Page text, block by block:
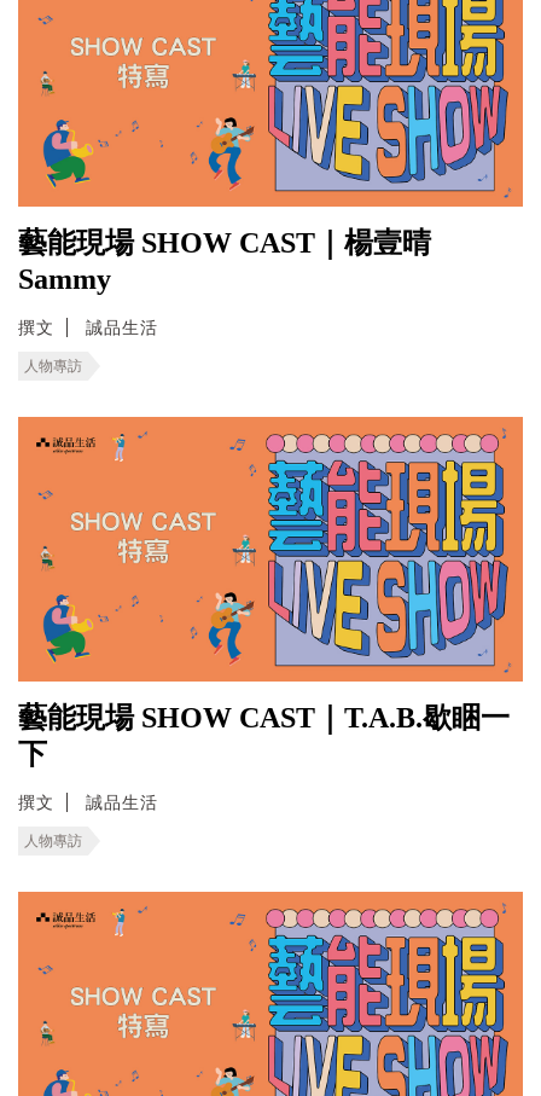
藝能現場 SHOW CAST｜楊壹晴
Sammy
撰文 誠品生活
人物專訪
藝能現場 SHOW CAST｜T.A.B.歇睏一
下
撰文 誠品生活
人物專訪